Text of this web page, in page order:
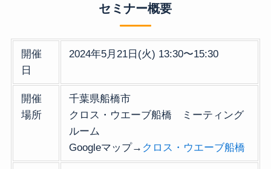
セミナー概要
開催
日
2024年5月21日(火) 13:30〜15:30
開催
場所
千葉県船橋市
クロス・ウエーブ船橋 ミーティング
ルーム
Googleマップ→ クロス・ウエーブ船橋